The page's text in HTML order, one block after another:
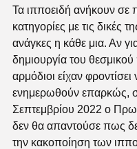
Τα ιπποειδή ανήκουν σε
κατηγορίες με τις δικές
ανάγκες η κάθε μια. Αν
δημιουργία του θεσμικού
αρμόδιοι είχαν φροντίσει
ενημερωθούν επαρκώς,
Σεπτεμβρίου 2022 ο
δεν θα απαντούσε πως
την κακοποίηση των